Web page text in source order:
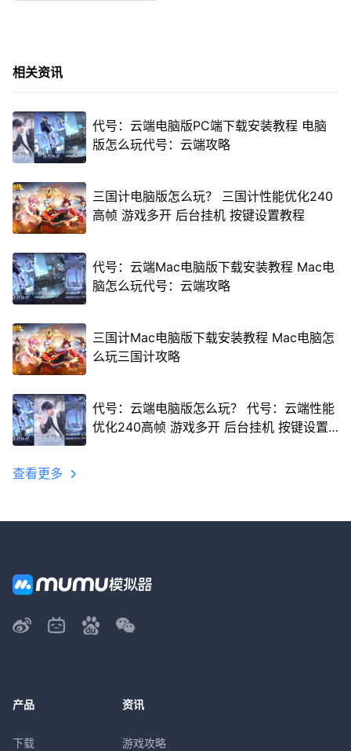
相关资讯
代号：云端电脑版PC端下载安装教程 电脑
版怎么玩代号：云端攻略
三国计电脑版怎么玩？ 三国计性能优化240
高帧 游戏多开 后台挂机 按键设置教程
代号：云端Mac电脑版下载安装教程 Mac电
脑怎么玩代号：云端攻略
三国计Mac电脑版下载安装教程 Mac电脑怎
么玩三国计攻略
代号：云端电脑版怎么玩？ 代号：云端性能
优化240高帧 游戏多开 后台挂机 按键设置
查看更多
产品
下载
资讯
游戏攻略